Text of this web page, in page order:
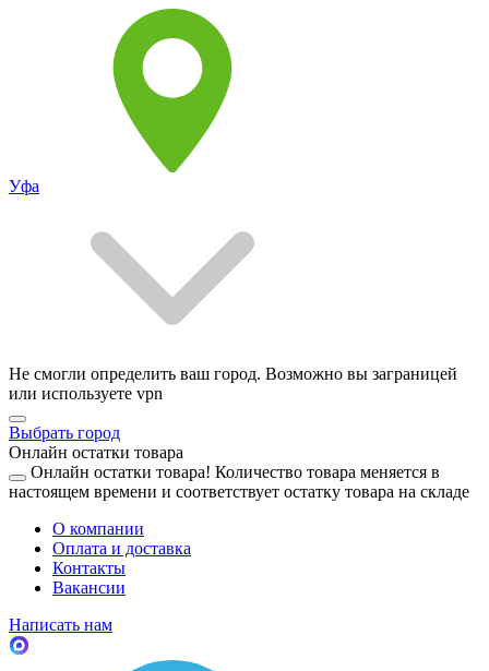
Уфа
Не смогли определить ваш город. Возможно вы заграницей
или используете vpn
Выбрать город
Онлайн остатки товара
Онлайн остатки товара! Количество товара меняется в
настоящем времени и соответствует остатку товара на складе
О компании
Оплата и доставка
Контакты
Вакансии
Написать нам